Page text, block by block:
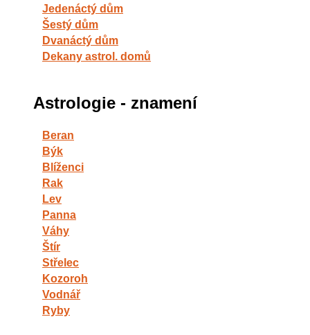
Jedenáctý dům
Šestý dům
Dvanáctý dům
Dekany astrol. domů
Astrologie - znamení
Beran
Býk
Blíženci
Rak
Lev
Panna
Váhy
Štír
Střelec
Kozoroh
Vodnář
Ryby